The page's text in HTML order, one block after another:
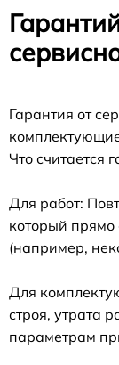
Гарантия от
Что считается
Для работ:
который прямо
(например,
Для
строя, утрата
параметрам